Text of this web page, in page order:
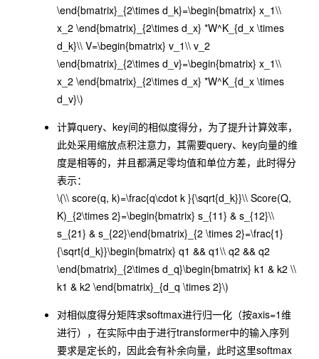
\end{bmatrix}_{2\times d_k}=\begin{bmatrix} x_1\\
x_2 \end{bmatrix}_{2\times d_x} *W^K_{d_x \times
d_k}\\ V=\begin{bmatrix} v_1\\ v_2
\end{bmatrix}_{2\times d_v}=\begin{bmatrix} x_1\\
x_2 \end{bmatrix}_{2\times d_x} *W^K_{d_x \times
d_v}\)
计算query、key间的相似度得分，为了提升计算效率，
此处采用缩放点积注意力，其需要query、key向量的维
度是相等的，并且都满足零均值和单位方差，此时得分
表示：
\(\\ score(q, k)=\frac{q\cdot k }{\sqrt{d_k}}\\ Score(Q,
K)_{2\times 2}=\begin{bmatrix} s_{11} & s_{12}\\
s_{21} & s_{22}\end{bmatrix}_{2 \times 2}=\frac{1}
{\sqrt{d_k}}\begin{bmatrix} q1 && q1\\ q2 && q2
\end{bmatrix}_{2\times d_q}\begin{bmatrix} k1 & k2 \\
k1 & k2 \end{bmatrix}_{d_q \times 2}\)
对相似度得分矩阵求softmax进行归一化（按axis=1维
进行），在实际中由于进行transformer中的输入序列
要求是定长的，因此会有补余向量，此时这里softmax